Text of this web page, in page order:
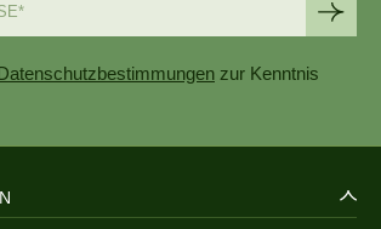
zur Kenntnis